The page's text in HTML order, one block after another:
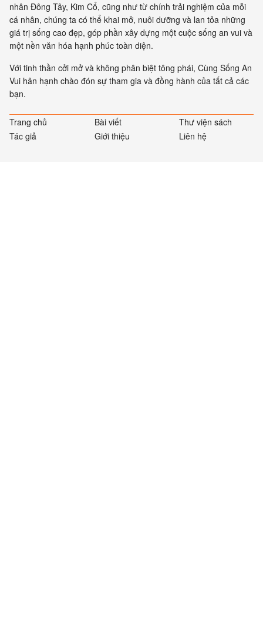
nhân Đông Tây, Kim Cổ, cũng như từ chính trải nghiệm của mỗi
cá nhân, chúng ta có thể khai mở, nuôi dưỡng và lan tỏa những
giá trị sống cao đẹp, góp phần xây dựng một cuộc sống an vui và
một nền văn hóa hạnh phúc toàn diện.
Với tinh thần cởi mở và không phân biệt tông phái, Cùng Sống An
Vui hân hạnh chào đón sự tham gia và đồng hành của tất cả các
bạn.
Trang chủ Bài viết
Thư viện sách
Tác giả
Giới thiệu Liên hệ